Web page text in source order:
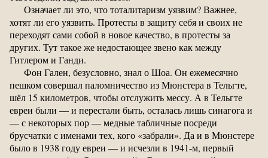
Означает ли это, что тоталитаризм уязвим? Важнее,
хотят ли его уязвить. Протесты в защиту себя и своих не
переходят сами собой в новое качество, в протесты за
других. Тут такое же недостающее звено как между
Гитлером и Ганди.
Фон Гален, безусловно, знал о Шоа. Он ежемесячно
пешком совершал паломничество из Мюнстера в Тельгте,
шёл 15 километров, чтобы отслужить мессу. А в Тельгте
евреи были — и перестали быть, осталась лишь синагога и
— с некоторых пор — медные табличные посреди
брусчатки с именами тех, кого «забрали». Да и в Мюнстере
было в 1938 году евреи — и исчезли в 1941-м, первый